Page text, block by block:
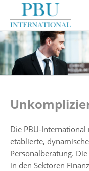
Die PBU-
etablierte,
Personalberatung.
in den Sektoren